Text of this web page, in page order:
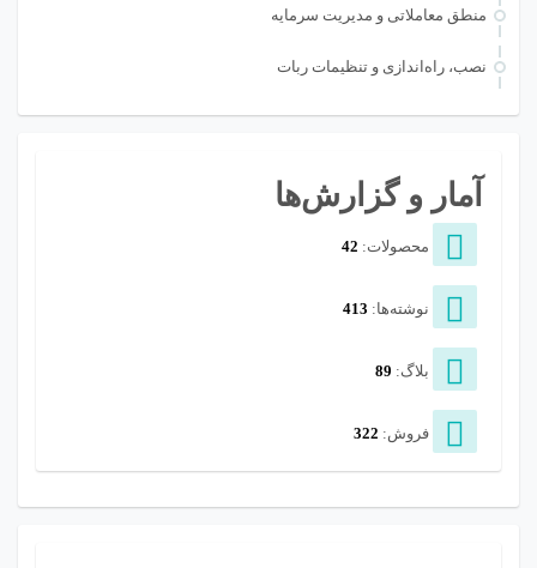
منطق معاملاتی و مدیریت سرمایه
نصب، راه‌اندازی و تنظیمات ربات
آمار و گزارش‌ها
محصولات: 42
نوشته‌ها: 413
بلاگ: 89
فروش: 322